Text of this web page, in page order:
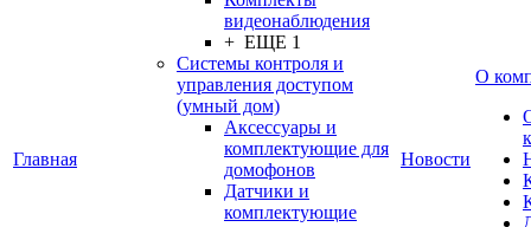
Главная
видеонаблюдения
+ ЕЩЕ 1
Системы контроля и
управления доступом
(умный дом)
Аксессуары и
комплектующие для
домофонов
Датчики и
комплектующие
Новости
О